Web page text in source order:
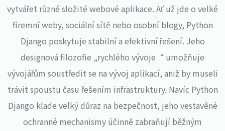
vytvářet různé složité webové aplikace. Ať už jde o velké
firemní weby, sociální sítě nebo osobní blogy, Python
Django poskytuje stabilní a efektivní řešení. Jeho
designová filozofie „rychlého vývoje“ umožňuje
vývojářům soustředit se na vývoj aplikací, aniž by museli
trávit spoustu času řešením infrastruktury. Navíc Python
Django klade velký důraz na bezpečnost, jeho vestavěné
ochranné mechanismy účinně zabraňují běžným